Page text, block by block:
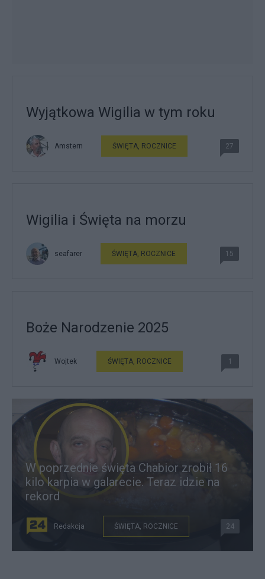
Wyjątkowa Wigilia w tym roku
Amstern ŚWIĘTA, ROCZNICE 27
Wigilia i Święta na morzu
seafarer ŚWIĘTA, ROCZNICE 15
Boże Narodzenie 2025
Wojtek ŚWIĘTA, ROCZNICE 1
W poprzednie święta Chabior zrobił 16
kilo karpia w galarecie. Teraz idzie na
rekord
Redakcja ŚWIĘTA, ROCZNICE 24